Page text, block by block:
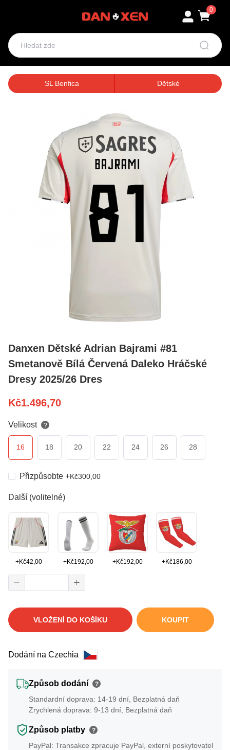
0
SL Benfica Dětské
Danxen Dětské Adrian Bajrami #81
Smetanově Bílá Červená Daleko Hráčské
Dresy 2025/26 Dres
Kč1.496,70
Velikost ?
16 18 20 22 24 26 28
Přizpůsobte +Kč300,00
Další (volitelné)
+Kč42,00 +Kč192,00 +Kč192,00 +Kč186,00
VLOŽENÍ DO KOŠÍKU KOUPIT
Dodání na Czechia
Způsob dodání ?
Standardní doprava: 14-19 dní, Bezplatná daň
Zrychlená doprava: 9-13 dní, Bezplatná daň
Způsob platby ?
PayPal: Transakce zpracuje PayPal, externí poskytovatel